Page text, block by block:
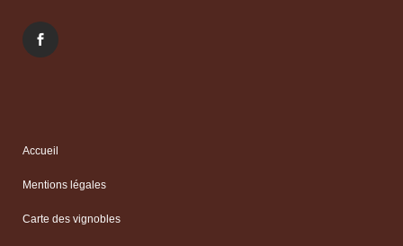
Accueil
Mentions légales
Carte des vignobles